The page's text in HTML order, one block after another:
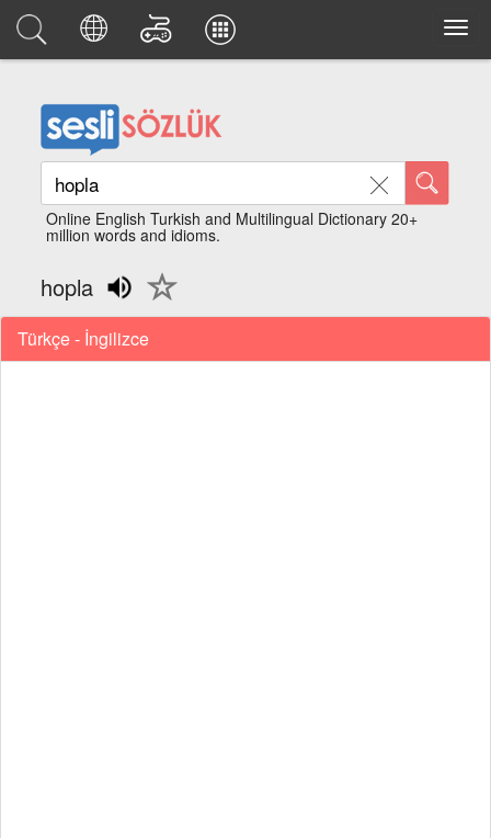
Online English Turkish and Multilingual Dictionary 20+
million words and idioms.
hopla
Türkçe - İngilizce